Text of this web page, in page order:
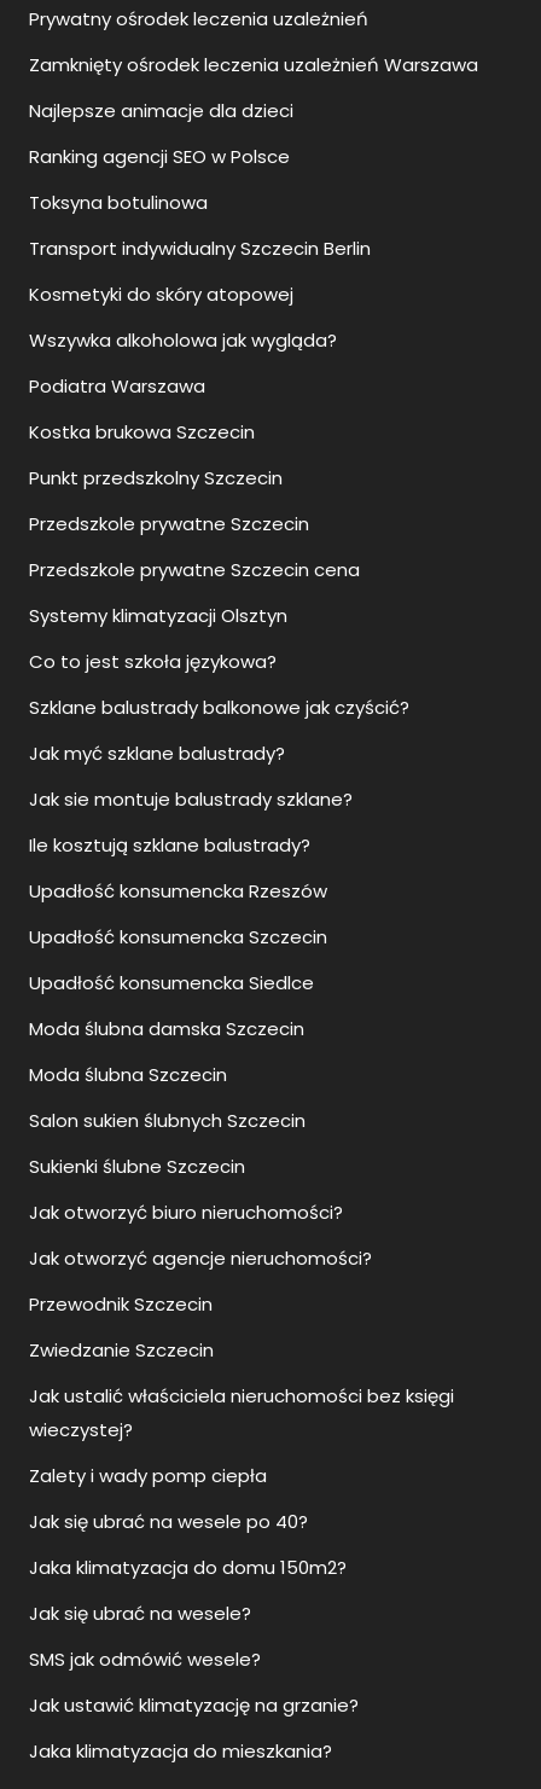
Prywatny ośrodek leczenia uzależnień
Zamknięty ośrodek leczenia uzależnień Warszawa
Najlepsze animacje dla dzieci
Ranking agencji SEO w Polsce
Toksyna botulinowa
Transport indywidualny Szczecin Berlin
Kosmetyki do skóry atopowej
Wszywka alkoholowa jak wygląda?
Podiatra Warszawa
Kostka brukowa Szczecin
Punkt przedszkolny Szczecin
Przedszkole prywatne Szczecin
Przedszkole prywatne Szczecin cena
Systemy klimatyzacji Olsztyn
Co to jest szkoła językowa?
Szklane balustrady balkonowe jak czyścić?
Jak myć szklane balustrady?
Jak sie montuje balustrady szklane?
Ile kosztują szklane balustrady?
Upadłość konsumencka Rzeszów
Upadłość konsumencka Szczecin
Upadłość konsumencka Siedlce
Moda ślubna damska Szczecin
Moda ślubna Szczecin
Salon sukien ślubnych Szczecin
Sukienki ślubne Szczecin
Jak otworzyć biuro nieruchomości?
Jak otworzyć agencje nieruchomości?
Przewodnik Szczecin
Zwiedzanie Szczecin
Jak ustalić właściciela nieruchomości bez księgi
wieczystej?
Zalety i wady pomp ciepła
Jak się ubrać na wesele po 40?
Jaka klimatyzacja do domu 150m2?
Jak się ubrać na wesele?
SMS jak odmówić wesele?
Jak ustawić klimatyzację na grzanie?
Jaka klimatyzacja do mieszkania?